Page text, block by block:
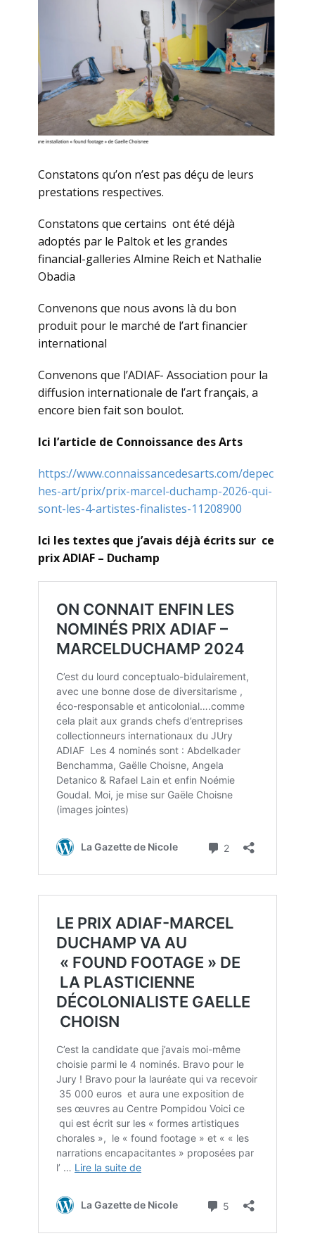
Constatons qu’on n’est pas déçu de leurs
prestations respectives.
Constatons que certains ont été déjà
adoptés par le Paltok et les grandes
financial-galleries Almine Reich et Nathalie
Obadia
Convenons que nous avons là du bon
produit pour le marché de l’art financier
international
Convenons que l’ADIAF- Association pour la
diffusion internationale de l’art français, a
encore bien fait son boulot.
Ici l’article de Connoissance des Arts
https://www.connaissancedesarts.com/depec
hes-art/prix/prix-marcel-duchamp-2026-qui-
sont-les-4-artistes-finalistes-11208900
Ici les textes que j’avais déjà écrits sur ce
prix ADIAF – Duchamp